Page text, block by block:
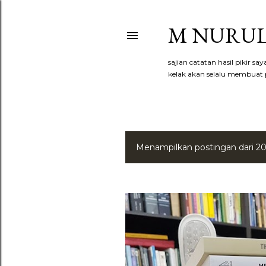
M
sajian catatan hasil pikir
kelak akan selalu
P
s
t
i
Menampilkan postingan dari